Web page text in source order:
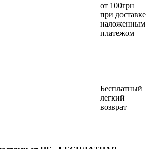
от 100грн
при доставке
наложенным
платежом
Бесплатный
легкий
возврат